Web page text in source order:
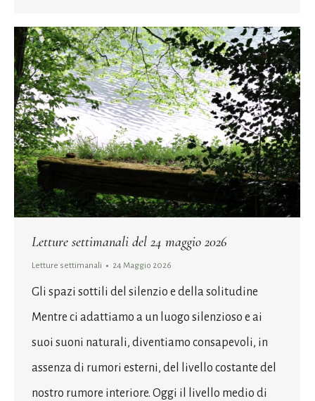
Letture settimanali del 24 maggio 2026
Letture settimanali 24 Maggio 2026
Gli spazi sottili del silenzio e della solitudine
Mentre ci adattiamo a un luogo silenzioso e ai
suoi suoni naturali, diventiamo consapevoli, in
assenza di rumori esterni, del livello costante del
nostro rumore interiore. Oggi il livello medio di